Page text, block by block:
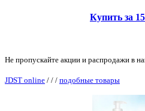
Купить за
Не пропускайте акции и распродажи в
JDST online / / / подобные товары